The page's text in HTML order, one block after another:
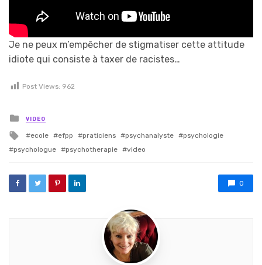
Je ne peux m’empêcher de stigmatiser cette attitude
idiote qui consiste à taxer de racistes…
Post Views: 962
Posted in
VIDEO
Tagged with
ecole efpp praticiens psychanalyste
psychologie
psychologue
psychotherapie video
0